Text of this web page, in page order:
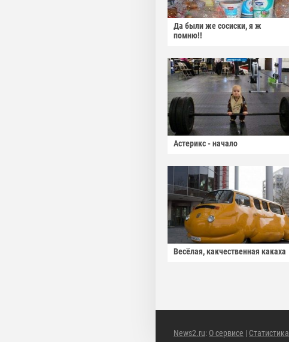
Да были же сосиски, я ж
помню!!
Астерикс - начало
Весёлая, какчественная какаха
News2.ru: О сервисе | Статистика